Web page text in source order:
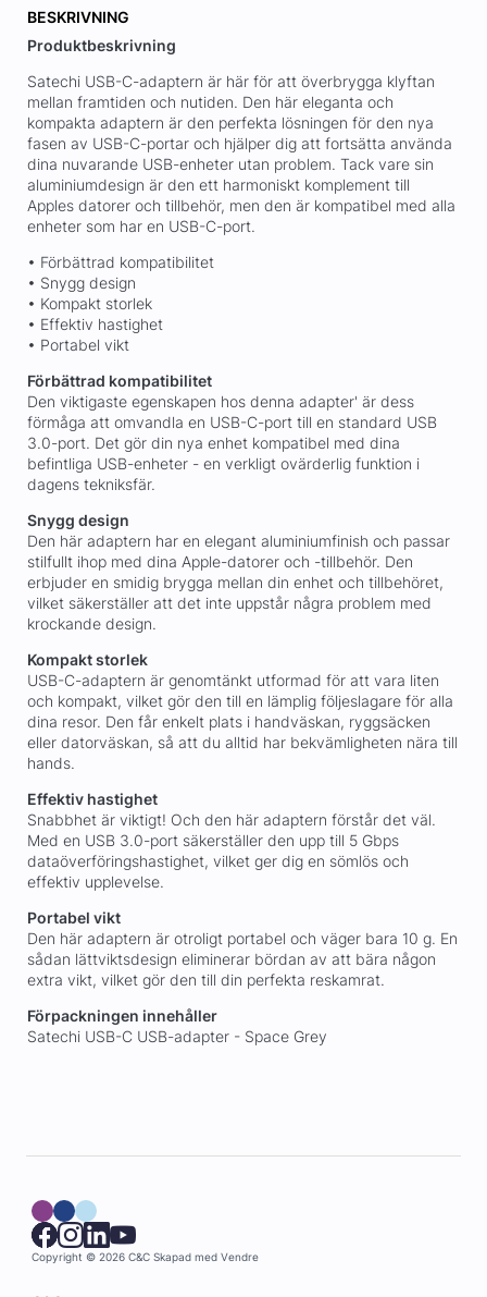
BESKRIVNING
Produktbeskrivning
Satechi USB-C-adaptern är här för att överbrygga klyftan
mellan framtiden och nutiden. Den här eleganta och
kompakta adaptern är den perfekta lösningen för den nya
fasen av USB-C-portar och hjälper dig att fortsätta använda
dina nuvarande USB-enheter utan problem. Tack vare sin
aluminiumdesign är den ett harmoniskt komplement till
Apples datorer och tillbehör, men den är kompatibel med alla
enheter som har en USB-C-port.
• Förbättrad kompatibilitet
• Snygg design
• Kompakt storlek
• Effektiv hastighet
• Portabel vikt
Förbättrad kompatibilitet
Den viktigaste egenskapen hos denna adapter' är dess
förmåga att omvandla en USB-C-port till en standard USB
3.0-port. Det gör din nya enhet kompatibel med dina
befintliga USB-enheter - en verkligt ovärderlig funktion i
dagens tekniksfär.
Snygg design
Den här adaptern har en elegant aluminiumfinish och passar
stilfullt ihop med dina Apple-datorer och -tillbehör. Den
erbjuder en smidig brygga mellan din enhet och tillbehöret,
vilket säkerställer att det inte uppstår några problem med
krockande design.
Kompakt storlek
USB-C-adaptern är genomtänkt utformad för att vara liten
och kompakt, vilket gör den till en lämplig följeslagare för alla
dina resor. Den får enkelt plats i handväskan, ryggsäcken
eller datorväskan, så att du alltid har bekvämligheten nära till
hands.
Effektiv hastighet
Snabbhet är viktigt! Och den här adaptern förstår det väl.
Med en USB 3.0-port säkerställer den upp till 5 Gbps
dataöverföringshastighet, vilket ger dig en sömlös och
effektiv upplevelse.
Portabel vikt
Den här adaptern är otroligt portabel och väger bara 10 g. En
sådan lättviktsdesign eliminerar bördan av att bära någon
extra vikt, vilket gör den till din perfekta reskamrat.
Förpackningen innehåller
Satechi USB-C USB-adapter - Space Grey
Copyright © 2026 C&C Skapad med Vendre